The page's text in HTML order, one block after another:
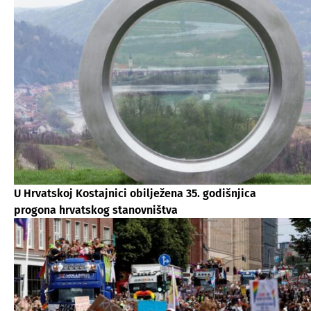
U Hrvatskoj Kostajnici obilježena 35. godišnjica
progona hrvatskog stanovništva